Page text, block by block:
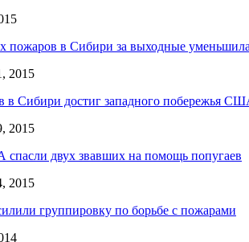
пожаров в Сибири за выходные
2015
в Сибири достиг западного побережья
2015
двух звавших на помощь попугаев
2015
группировку по борьбе с пожарами